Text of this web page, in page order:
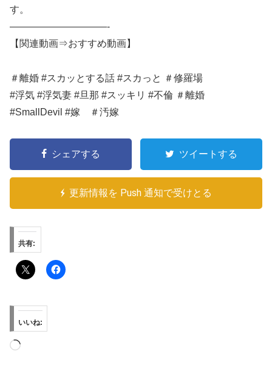
す。
——————————-
【関連動画⇒おすすめ動画】
＃離婚 #スカッとする話 #スカっと ＃修羅場
#浮気 #浮気妻 #旦那 #スッキリ #不倫 ＃離婚
#SmallDevil #嫁 ＃汚嫁
シェアする ツイートする
更新情報を Push 通知で受けとる
共有:
いいね:
読